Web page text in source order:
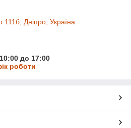
111б, Дніпро, Україна
до 17:00
роботи